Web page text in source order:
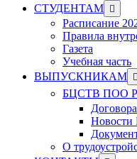
СТУДЕНТАМ Show
sub
menu
Расписание
Правила
Газета
Учебная часть
ВЫПУСКНИКАМ
БЦСТВ ПОО
О